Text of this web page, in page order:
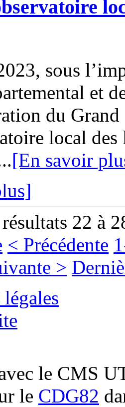
sous
et
du
local
[En savoir
22 à
< Précédente
>
le CMS
le CDG82